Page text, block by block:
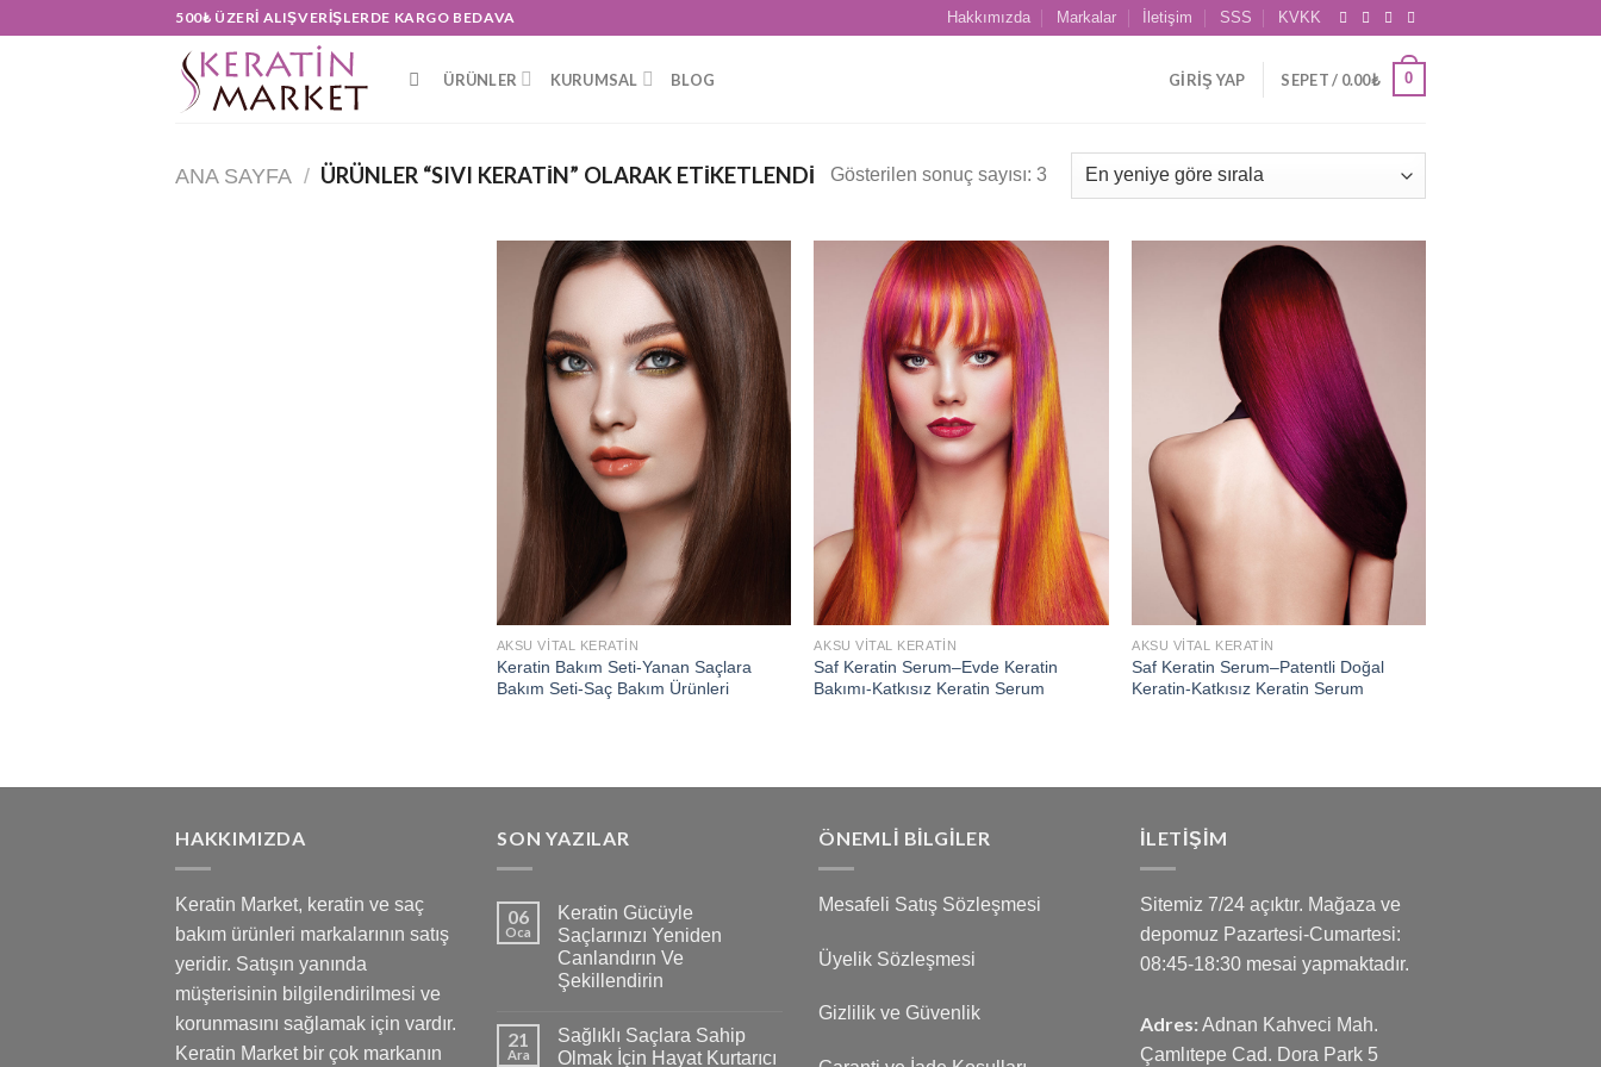
500₺ ÜZERI ALIŞVERIŞLERDE KARGO BEDAVA Hakkımızda Markalar İletişim SSS KVKK
ÜRÜNLER KURUMSAL BLOG GIRIŞ YAP SEPET / 0.00₺ 0
ANA SAYFA / ÜRÜNLER “SIVI KERATIN” OLARAK ETIKETLENDI Gösterilen sonuç sayısı: 3
Add to
wishlist
AKSU VITAL KERATIN
Keratin Bakım Seti-Yanan Saçlara
Bakım Seti-Saç Bakım Ürünleri
Add to
wishlist
AKSU VITAL KERATIN
Saf Keratin Serum–Evde Keratin
Bakımı-Katkısız Keratin Serum
AKSU VITAL KERATIN
Saf Keratin Serum–Patentli Doğal
Keratin-Katkısız Keratin Serum
HAKKIMIZDA
Keratin Market, keratin ve saç
bakım ürünleri markalarının satış
yeridir. Satışın yanında
müşterisinin bilgilendirilmesi ve
korunmasını sağlamak için vardır.
Keratin Market bir çok markanın
SON YAZILAR
06
Oca
Keratin Gücüyle
Saçlarınızı Yeniden
Canlandırın Ve
Şekillendirin
21
Ara
Sağlıklı Saçlara Sahip
Olmak İçin Hayat Kurtarıcı
ÖNEMLI BILGILER
Mesafeli Satış Sözleşmesi
Üyelik Sözleşmesi
Gizlilik ve Güvenlik
İLETIŞIM
Sitemiz 7/24 açıktır. Mağaza ve
depomuz Pazartesi-Cumartesi:
08:45-18:30 mesai yapmaktadır.
Adres: Adnan Kahveci Mah.
Çamlıtepe Cad. Dora Park 5